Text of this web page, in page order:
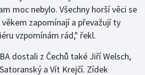
moc nebylo. Všechny horší věci se
zapomínají a převažují ty
vzpomínám rád," řekl.
dostali z Čechů také Jiří Welsch,
a Vít Krejčí. Zídek